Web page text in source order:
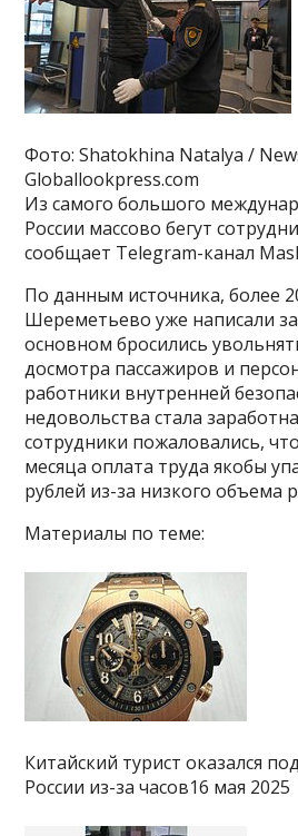
Фото: Shatokhina Natalya /
Globallookpress.com
Из самого большого
России массово бегут
сообщает Telegram-канал
По данным источника, более
Шереметьево уже написали
основном бросились
досмотра пассажиров и
работники внутренней
недовольства стала
сотрудники пожаловались,
месяца оплата труда якобы
рублей из-за низкого объема
Материалы по теме:
Китайский турист оказался
России из-за часов16 мая 2025